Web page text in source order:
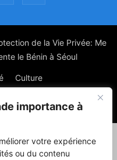
importance à
votre expérience
ou du contenu
de la Vie Privée: Me
le Bénin à Séoul
Culture
Francophone